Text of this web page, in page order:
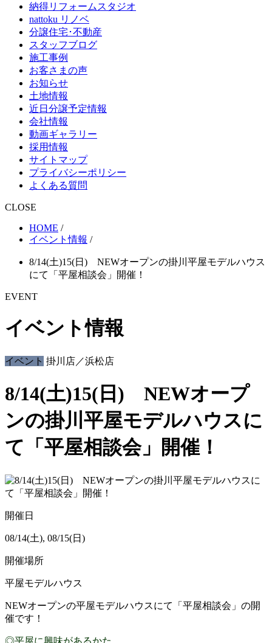
納得リフォームスタジオ
nattoku リノベ
分譲住宅･不動産
スタッフブログ
施工事例
お客さまの声
お知らせ
土地情報
近日分譲予定情報
会社情報
動画ギャラリー
採用情報
サイトマップ
プライバシーポリシー
よくある質問
CLOSE
HOME /
イベント情報 /
8/14(土)15(日) NEWオープンの掛川平屋モデルハウス
にて「平屋相談会」開催！
EVENT
イベント情報
イベント 掛川店／浜松店
8/14(土)15(日) NEWオープ
ンの掛川平屋モデルハウスに
て「平屋相談会」開催！
開催日
08/14(土), 08/15(日)
開催場所
平屋モデルハウス
NEWオープンの平屋モデルハウスにて「平屋相談会」の開
催です！
◎平屋に興味があるかた